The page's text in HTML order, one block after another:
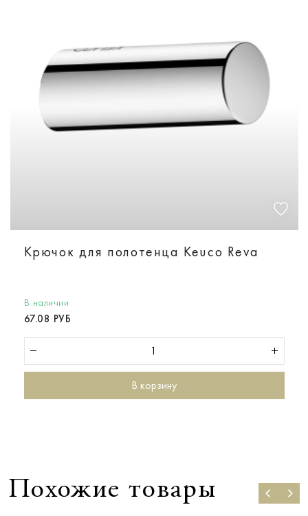
Крючок для полотенца Keuco Reva
В наличии
67.08 РУБ
В корзину
Похожие товары